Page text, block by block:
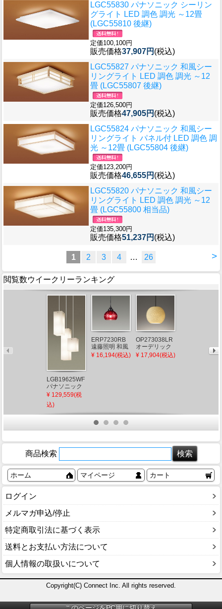
LGC55830 パナソニック シーリン
グライト LED 調色 調光 ～12畳
(LGC55810 後継)
定価100,100円
販売価格37,907円 (税込)
LGC55827 パナソニック 和風シー
リングライト LED 調色 調光 ～12
畳 (LGC55807 後継)
定価126,500円
販売価格47,905円 (税込)
LGC55824 パナソニック 和風シー
リングライト パネル付 LED 調色 調
光 ～12畳 (LGC55804 後継)
定価123,200円
販売価格46,655円 (税込)
LGC55820 パナソニック 和風シー
リングライト LED 調色 調光 ～12
畳 (LGC55800 相当品)
定価135,300円
販売価格51,237円 (税込)
>
1 2 3 4 … 26
閲覧数ウイークリーランキング
LGB19625WF
パナソニック
吹き抜け用ペ
ンダントライ
ト ホワイト
LED（電球
¥ 129,559(税
込)
ERP7230RB
遠藤照明 和風
ペンダントラ
¥ 16,194(税込)
OP273038LR
オーデリック
和風ペンダン
¥ 17,904(税込)
オーデリック
ブラケットラ
¥ 31,937(税込)
商品検索
ホーム マイページ カート
ログイン
メルマガ申込/停止
特定商取引法に基づく表示
送料とお支払い方法について
個人情報の取扱いについて
Copyright(C) Connect Inc. All rights reserved.